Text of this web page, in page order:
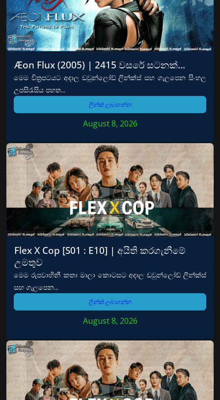
Æon Flux (2005) | 2415 වසරේ සටනක්…
මෙම චිත්‍රපටයට අදාල ඩවුන්ලෝඩ් ලින්ක්ස් සහ ගැලපෙන සිංහල
උපසිරැසිය පහත...
ලින්ක් ලබාගන්න
August 8, 2026
Flex X Cop [S01 : E10] | අයිති කරගැනීමේ
උමතුව
මෙම රුපවාහිනී කතා මාලා කොටසට අදාල ඩවුන්ලෝඩ් ලින්ක්ස්
සහ ගැලපෙන...
ලින්ක් ලබාගන්න
August 8, 2026